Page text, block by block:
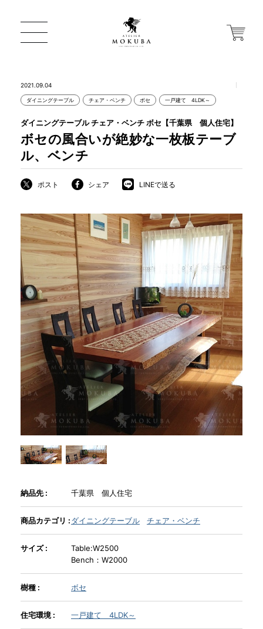
店舗から探す
一枚板 ATELIER MOKUBA HOME
MOKUBA について
商品情報
直営店
イベント
WEBカタログ
全商品一覧
納品事例
INFORMATION
MOKUBA CHANNEL
2021.09.04
ダイニングテーブル チェア・ベンチ ボセ 一戸建て 4LDK～
ボセの風合いが絶妙な一枚板テーブ
ル、ベンチ
ダイニングテーブル チェア・ベンチ ボセ【千葉県 個人住宅】
ポスト シェア LINEで送る
納品先 : 千葉県 個人住宅
商品カテゴリ :ダイニングテーブル チェア・ベンチ
サイズ :
Table:W2500
Bench：W2000
樹種 : ボセ
住宅環境 : 一戸建て 4LDK～